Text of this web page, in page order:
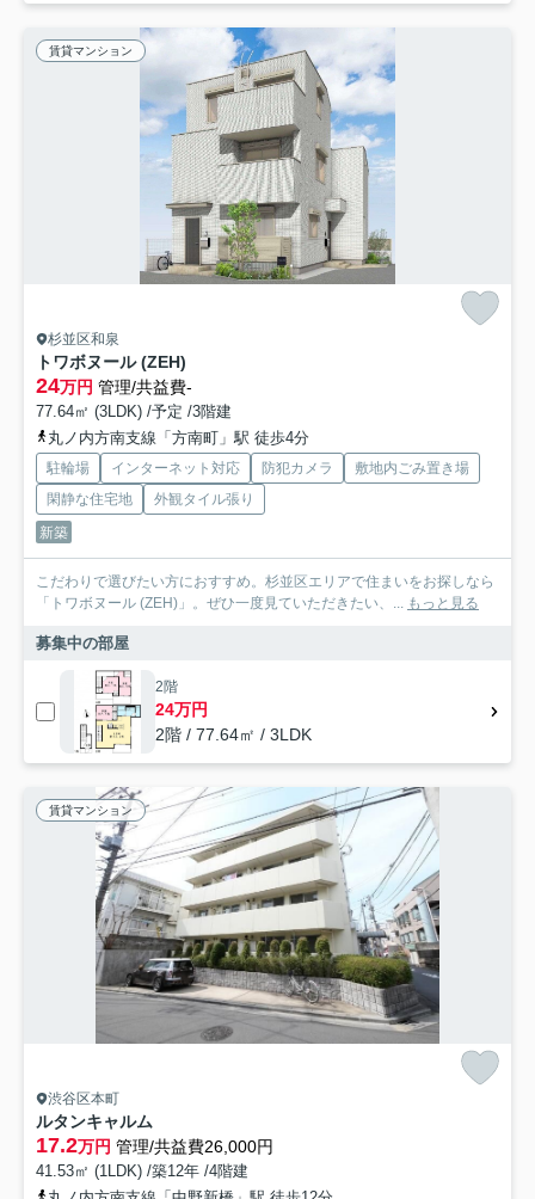
賃貸マンション
杉並区和泉
トワボヌール (ZEH)
24万円 管理/共益費-
77.64㎡ (3LDK) /予定 /3階建
丸ノ内方南支線「方南町」駅 徒歩4分
駐輪場 インターネット対応 防犯カメラ
敷地内ごみ置き場
閑静な住宅地
外観タイル張り
新築
こだわりで選びたい方におすすめ。杉並区エリアで住まいをお探しなら
「トワボヌール (ZEH)」。ぜひ一度見ていただきたい、... もっと見る
募集中の部屋
2階
24万円
2階 / 77.64㎡ / 3LDK
賃貸マンション
渋谷区本町
ルタンキャルム
17.2万円 管理/共益費26,000円
41.53㎡ (1LDK) /築12年 /4階建